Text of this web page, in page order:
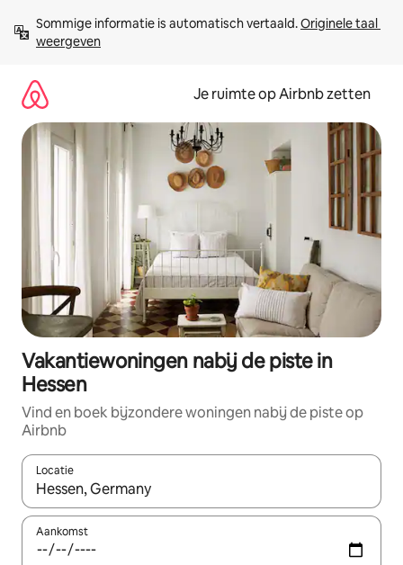
direct
naar
Sommige informatie is automatisch vertaald. Originele taal
weergeven
Je ruimte op Airbnb zetten
Vakantiewoningen nabij de piste in
Hessen
Vind en boek bijzondere woningen nabij de piste op
Airbnb
Locatie
Wanneer er suggesties beschikbaar zijn, maak je een keuze
Aankomst